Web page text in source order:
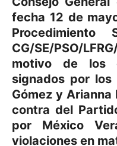
fecha 12 de
Procedimiento
CG/SE/PSO/
motivo de los
signados por los
Gómez y Arianna
contra del
por México
violaciones en